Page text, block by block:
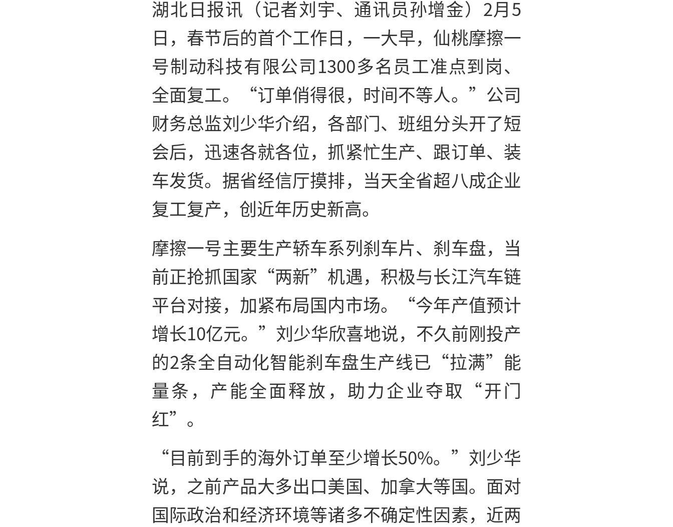
湖北日报讯（记者刘宇、通讯员孙增金）2月5
日，春节后的首个工作日，一大早，仙桃摩擦一
号制动科技有限公司1300多名员工准点到岗、
全面复工。“订单俏得很，时间不等人。”公司
财务总监刘少华介绍，各部门、班组分头开了短
会后，迅速各就各位，抓紧忙生产、跟订单、装
车发货。据省经信厅摸排，当天全省超八成企业
复工复产，创近年历史新高。
摩擦一号主要生产轿车系列刹车片、刹车盘，当
前正抢抓国家“两新”机遇，积极与长江汽车链
平台对接，加紧布局国内市场。“今年产值预计
增长10亿元。”刘少华欣喜地说，不久前刚投产
的2条全自动化智能刹车盘生产线已“拉满”能
量条，产能全面释放，助力企业夺取“开门
红”。
“目前到手的海外订单至少增长50%。”刘少华
说，之前产品大多出口美国、加拿大等国。面对
国际政治和经济环境等诸多不确定性因素，近两